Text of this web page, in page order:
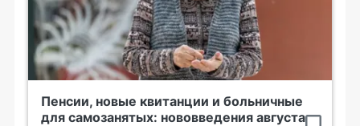
Пенсии, новые квитанции и больничные
для самозанятых: нововведения августа